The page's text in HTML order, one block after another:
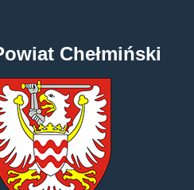
Chełmiński